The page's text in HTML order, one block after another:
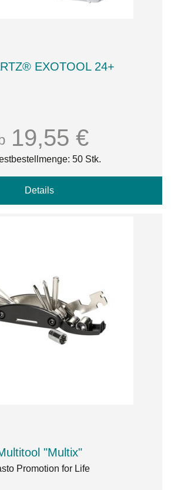
EXOTOOL 24+
19,55 €
50 Stk.
Details
"Multix"
Promotion for Life